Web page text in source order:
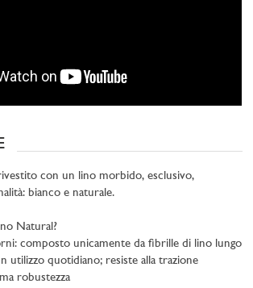
con un lino morbido, esclusivo,
bianco e naturale.
Natural?
composto unicamente da fibrille di lino lungo
utilizzo quotidiano; resiste alla trazione
robustezza